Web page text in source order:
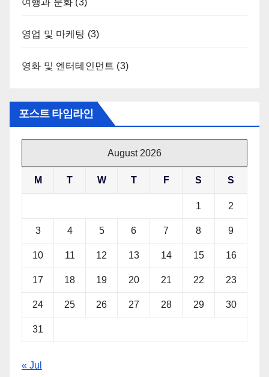
여행과 문화 (3)
영업 및 마케팅 (3)
영화 및 엔터테인먼트 (3)
포스트 타임라인
August 2026
M T W T F S S
1 2
3 4 5 6 7 8 9
10 11 12 13 14 15 16
17 18 19 20 21 22 23
24 25 26 27 28 29 30
31
« Jul